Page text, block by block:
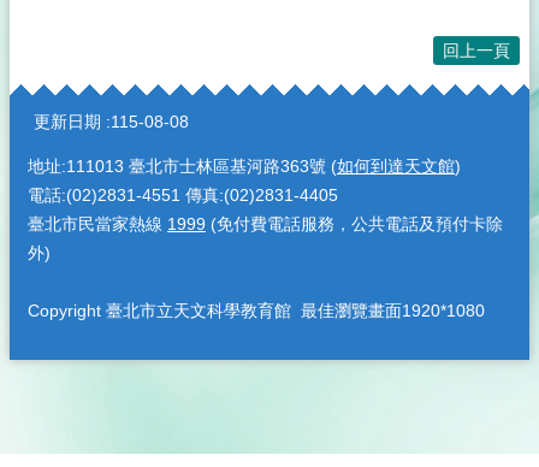
回上一頁
:::
更新日期 115-08-08
地址:111013 臺北市士林區基河路363號 (如何到達天文館)
電話:(02)2831-4551 傳真:(02)2831-4405
臺北市民當家熱線 1999 (免付費電話服務，公共電話及預付卡除
外)
Copyright 臺北市立天文科學教育館 最佳瀏覽畫面1920*1080